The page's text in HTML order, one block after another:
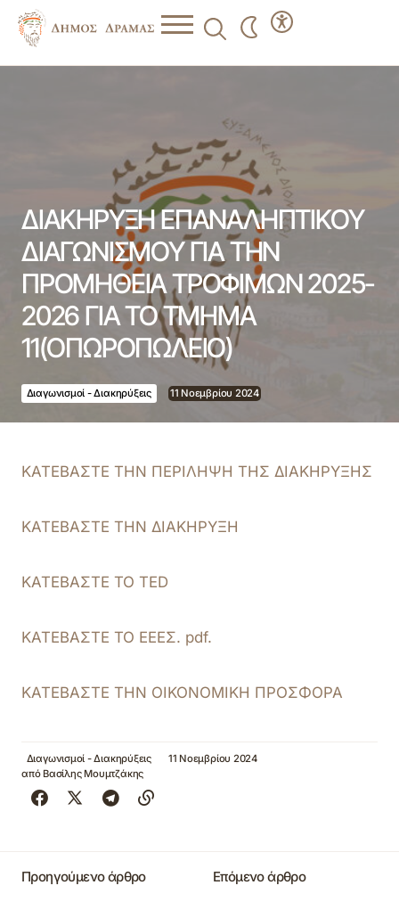
ΔΙΑΚΗΡΥΞΗ ΕΠΑΝΑΛΗΠΤΙΚΟΥ
ΔΙΑΓΩΝΙΣΜΟΥ ΓΙΑ ΤΗΝ
ΠΡΟΜΗΘΕΙΑ ΤΡΟΦΙΜΩΝ 2025-
2026 ΓΙΑ ΤΟ ΤΜΗΜΑ
11(ΟΠΩΡΟΠΩΛΕΙΟ)
Διαγωνισμοί - Διακηρύξεις 11 Νοεμβρίου 2024
ΚΑΤΕΒΑΣΤΕ ΤΗΝ ΠΕΡΙΛΗΨΗ ΤΗΣ ΔΙΑΚΗΡΥΞΗΣ
ΚΑΤΕΒΑΣΤΕ ΤΗΝ ΔΙΑΚΗΡΥΞΗ
ΚΑΤΕΒΑΣΤΕ ΤΟ TED
ΚΑΤΕΒΑΣΤΕ ΤΟ ΕΕΕΣ. pdf.
ΚΑΤΕΒΑΣΤΕ ΤΗΝ ΟΙΚΟΝΟΜΙΚΗ ΠΡΟΣΦΟΡΑ
Διαγωνισμοί - Διακηρύξεις
11 Νοεμβρίου 2024
από Βασίλης Μουμτζάκης
Προηγούμενο άρθρο Επόμενο άρθρο